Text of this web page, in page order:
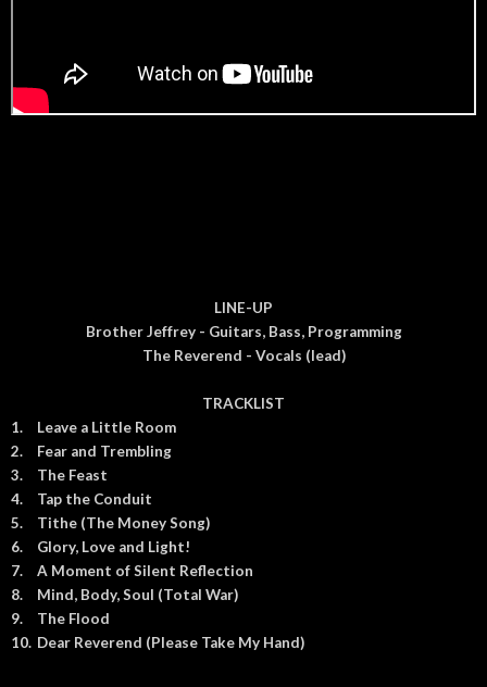
LINE-UP
Brother Jeffrey - Guitars, Bass, Programming
The Reverend - Vocals (lead)
TRACKLIST
1.
Leave a Little Room
2.
Fear and Trembling
3.
The Feast
4.
Tap the Conduit
5.
Tithe (The Money Song)
6.
Glory, Love and Light!
7.
A Moment of Silent Reflection
8.
Mind, Body, Soul (Total War)
9.
The Flood
10. Dear Reverend (Please Take My Hand)